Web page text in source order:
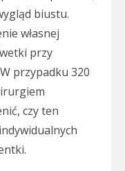
biustu.
własnej
przy
przypadku 320
czy ten